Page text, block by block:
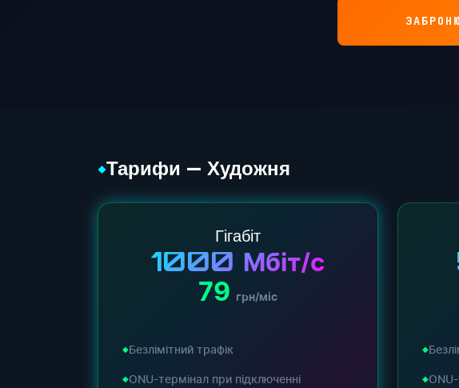
◆Тарифи — Художня
Гігабіт
1000 Мбіт/с
79 грн/міс
Безлімітний трафік
ONU-термінал при підключенні